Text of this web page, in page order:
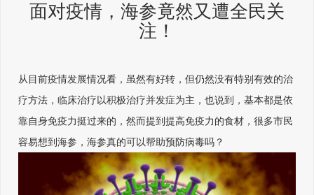
面对疫情，海参竟然又遭全民关
注！
从目前疫情发展情况看，虽然有好转，但仍然没有特别有效的治
疗方法，临床治疗以积极治疗并发症为主，也说到，基本都是依
靠自身免疫力挺过来的，然而提到提高免疫力的食材，很多市民
容易想到海参，海参真的可以帮助预防病毒吗？